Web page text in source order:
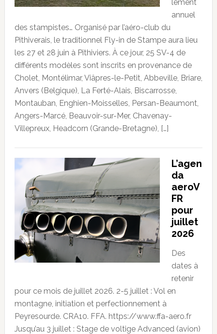
lement
annuel
des stampistes… Organisé par l’aéro-club du
Pithiverais, le traditionnel Fly-in de Stampe aura lieu
les 27 et 28 juin à Pithiviers. À ce jour, 25 SV-4 de
différents modèles sont inscrits en provenance de
Cholet, Montélimar, Viâpres-le-Petit, Abbeville, Briare,
Anvers (Belgique), La Ferté-Alais, Biscarrosse,
Montauban, Enghien-Moisselles, Persan-Beaumont,
Angers-Marcé, Beauvoir-sur-Mer, Chavenay-
Villepreux, Headcorn (Grande-Bretagne), […]
L’agen
da
aeroV
FR
pour
juillet
2026
Des
dates à
retenir
pour ce mois de juillet 2026. 2-5 juillet : Vol en
montagne, initiation et perfectionnement à
Peyresourde. CRA10. FFA. https://www.ffa-aero.fr
Jusqu’au 3 juillet : Stage de voltige Advanced (avion)